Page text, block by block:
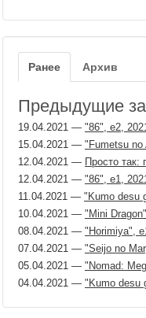
Ранее Архив
Предыдущие
19.04.2021 — "86", е2,
15.04.2021 — "Fumetsu no
12.04.2021 — Просто так:
12.04.2021 — "86", е1,
11.04.2021 — "Kumo desu
10.04.2021 — "Mini
08.04.2021 — "Horimiya",
07.04.2021 — "Seijo no
05.04.2021 — "Nomad:
04.04.2021 — "Kumo desu